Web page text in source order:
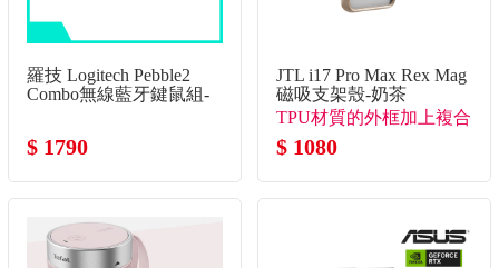
羅技 Logitech Pebble2
Combo無線藍牙鍵鼠組-
$ 1790
JTL i17 Pro Max Rex Mag
磁吸支架殼-奶茶
TPU材質的外框加上複合
背板
$ 1080